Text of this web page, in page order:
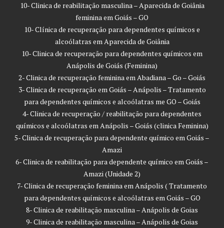
10- Clinica de reabilitação masculina – Aparecida de Goiânia
feminina em Goiás – GO
10- Clínica de recuperação para dependentes químicos e
alcoólatras em Aparecida de Goiânia
10- Clinica de recuperação para dependentes químicos em
Anápolis de Goiás (Feminina)
2- Clinica de recuperação feminina em Abadiana – Go – Goiás
3- Clinica de recuperação em Goiás – Anápolis – Tratamento
para dependentes químicos e alcoólatras me GO – Goiás
4- Clinica de recuperação / reabilitação para dependentes
químicos e alcoólatras em Anápolis – Goiás (clinica Feminina)
5- Clinica de recuperação para dependente químico em Goiás –
Amazi
6- Clinica de reabilitação para dependente químico em Goiás –
Amazi (Unidade 2)
7- Clinica de recuperação feminina em Anápolis ( Tratamento
para dependentes químicos e alcoólatras em Goiás – GO
8- Clinica de reabilitação masculina – Anápolis de Goias
9- Clinica de reabilitação masculina – Anápolis de Goias